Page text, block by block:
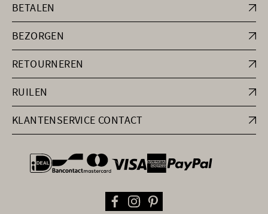
BETALEN
BEZORGEN
RETOURNEREN
RUILEN
KLANTENSERVICE CONTACT
general.paymentOptions